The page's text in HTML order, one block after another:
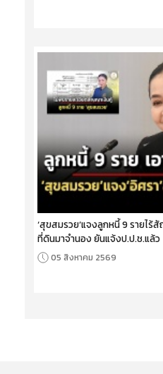
‘สุขสมรวย’แจงลูกหนี้ 9 รายไร้
ที่ดินมาจำนอง ยันแจ้งป.ป.ช.แล้ว
05 สิงหาคม 2569